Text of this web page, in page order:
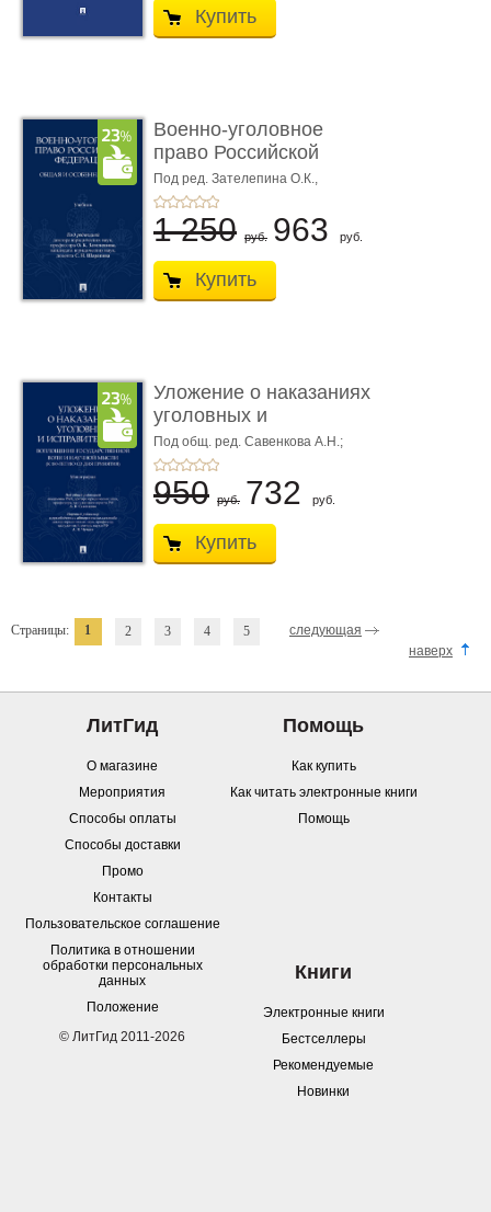
Купить
Военно-уголовное
право Российской
Федерации. � ...
Под ред. Зателепина О.К.,
Шарапова С.Н.
1 250 руб. 963 руб.
Купить
Уложение о наказаниях
уголовных и
исправитель ...
Под общ. ред. Савенкова А.Н.;
науч. ред. и рук. авт. кол. Чучаев
А.И.
950 руб. 732 руб.
Купить
Страницы: 1 2 3 4 5
следующая
наверх
ЛитГид
О магазине
Мероприятия
Способы оплаты
Способы доставки
Промо
Контакты
Пользовательское соглашение
Политика в отношении
обработки персональных
данных
Положение
© ЛитГид 2011-2026
Помощь
Как купить
Как читать электронные книги
Помощь
Книги
Электронные книги
Бестселлеры
Рекомендуемые
Новинки